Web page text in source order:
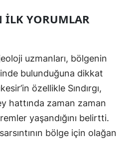
Batman
Bartın
Ardahan
Yalova
Karabük
İLK YORUMLAR
uzmanları, bölgenin
bulunduğuna dikkat
özellikle Sındırgı,
hattında zaman zaman
yaşandığını belirtti.
bölge için olağan